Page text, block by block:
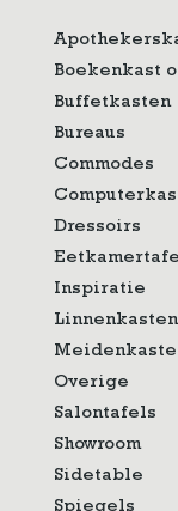
Boekenkast
Buffetkasten
Bureaus
Commodes
Dressoirs
Inspiratie
Linnenkasten
Overige
Salontafels
Showroom
Sidetable